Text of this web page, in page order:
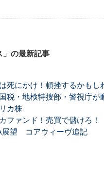
」の最新記事
死にかけ！頓挫するかもし
税・地検特捜部・警視庁が
カ株
ファンド！売買で儲けろ！
展望 コアウィーヴ追記